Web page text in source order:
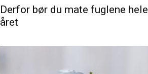
Derfor bør du mate fuglene hele
året